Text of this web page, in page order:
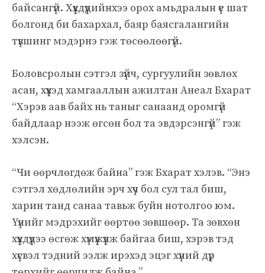
байсангүй. Хүүхдүүдийнхээ орох амьдралын үе шат
болгонд би бахархал, баяр баясгалангийн
түвшинг мэдэрнэ гэж төсөөлөөгүй.
Боловсролын сэтгэл зүйч, сургуулийн зөвлөх
асан, хүүхэд хамгааллын ажилтан Анеал Бхарат
“Хэрэв аав байх нь таныг санаанд оромгүй
байдлаар нээж өгсөн бол та эвдэрсэнгүй” гэж
хэлсэн.
“Чи өөрчлөгдөж байна” гэж Бхарат хэлэв. “Энэ
сэтгэл хөдлөлийн эрч хүч бол сул тал биш,
харин танд санаа тавьж буйн нотолгоо юм.
Үүнийг мэдрэхийг өөртөө зөвшөөр. Та зөвхөн
хүүхдүүдээ өсгөж хүмүүжүүлж байгаа биш, хэрэв тэд
хүсвэл тэдний ээлж ирэхэд эцэг хүний ​​дүр